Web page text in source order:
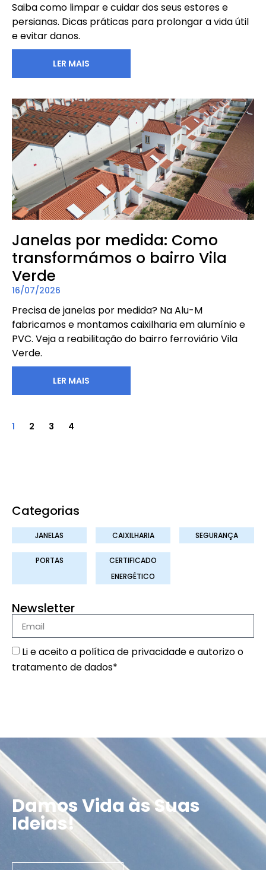
Saiba como limpar e cuidar dos seus estores e
persianas. Dicas práticas para prolongar a vida útil
e evitar danos.
LER MAIS
Janelas por medida: Como
transformámos o bairro Vila
Verde
16/07/2026
Precisa de janelas por medida? Na Alu-M
fabricamos e montamos caixilharia em alumínio e
PVC. Veja a reabilitação do bairro ferroviário Vila
Verde.
LER MAIS
1 2 3 4
Categorias
JANELAS CAIXILHARIA SEGURANÇA
PORTAS
CERTIFICADO
ENERGÉTICO
Newsletter
Li e aceito a política de privacidadee autorizo o
tratamento de dados*
Damos Vida às Suas
Ideias!